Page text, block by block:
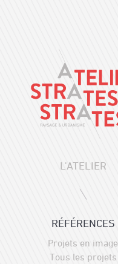
L'ATELIER
RÉFÉRENCES
Projets en image
Tous les projets